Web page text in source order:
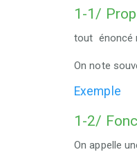
1-1/
tout énoncé
On note
Exemple
1-2/
On appelle